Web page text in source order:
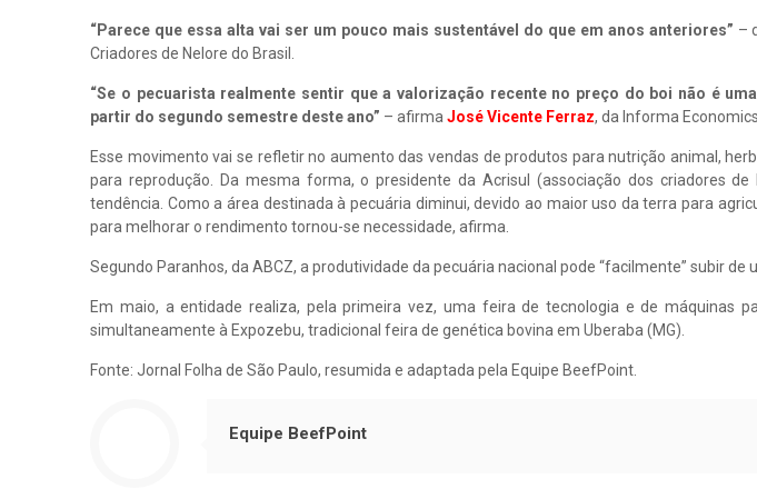
“Parece que essa alta vai ser um pouco mais sustentável do que em anos anteriores” –
Criadores de Nelore do Brasil.
“Se o pecuarista realmente sentir que a valorização recente no preço do boi não é
partir do segundo semestre deste ano” – afirmaJosé Vicente Ferraz, da Informa Economics
Esse movimento vai se refletir no aumento das vendas de produtos para nutrição animal,
para reprodução. Da mesma forma, o presidente da Acrisul (associação dos criadores de
tendência. Como a área destinada à pecuária diminui, devido ao maior uso da terra para
para melhorar o rendimento tornou-se necessidade, afirma.
Segundo Paranhos, da ABCZ, a produtividade da pecuária nacional pode “facilmente” subir de
Em maio, a entidade realiza, pela primeira vez, uma feira de tecnologia e de máquinas
simultaneamente à Expozebu, tradicional feira de genética bovina em Uberaba (MG).
Fonte: Jornal Folha de São Paulo, resumida e adaptada pela Equipe BeefPoint.
Equipe BeefPoint